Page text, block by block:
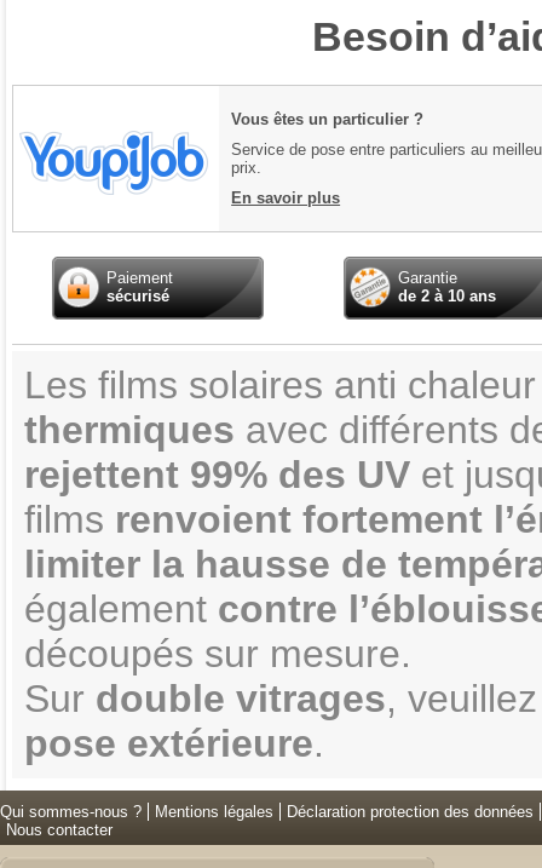
Besoin
Vous êtes un particulier ?
Service de pose entre particuliers au
prix.
En savoir plus
Paiement
sécurisé
Garantie
de 2 à 10 ans
Les films solaires anti
thermiques avec différents
rejettent 99% des UV et
films renvoient fortement
limiter la hausse de
également contre
découpés sur mesure.
Sur double vitrages,
pose extérieure.
Qui sommes-nous ? Mentions légales
Déclaration protection des données
Nous contacter